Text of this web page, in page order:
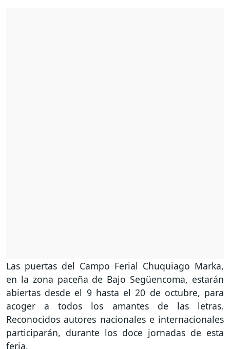
Las puertas del Campo Ferial Chuquiago Marka,
en la zona paceña de Bajo Següencoma, estarán
abiertas desde el 9 hasta el 20 de octubre, para
acoger a todos los amantes de las letras.
Reconocidos autores nacionales e internacionales
participarán, durante los doce jornadas de esta
feria.